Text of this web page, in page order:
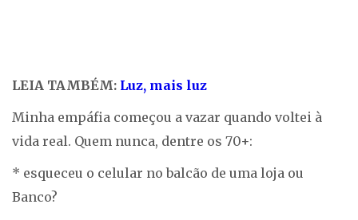
LEIA TAMBÉM: Luz, mais luz
Minha empáfia começou a vazar quando voltei à
vida real. Quem nunca, dentre os 70+:
* esqueceu o celular no balcão de uma loja ou
Banco?